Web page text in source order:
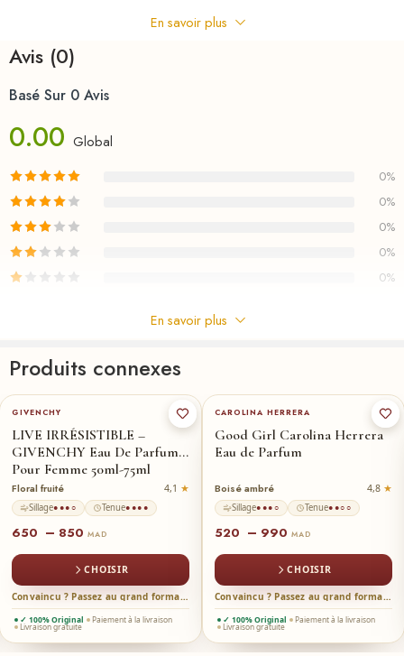
flotté.
contact
En savoir plus
Avis (0)
Basé Sur 0 Avis
0.00 Global
0%
0%
0%
0%
0%
Il n'y a pas encore de critiques.
En savoir plus
Produits connexes
50-ml 75-ml ★
GIVENCHY
LIVE IRRÉSISTIBLE –
GIVENCHY Eau De Parfum
Pour Femme 50ml-75ml
Floral fruité 4,1
Sillage●●●○ Tenue●●●●
650 – 850 MAD
CHOISIR
Convaincu ? Passez au grand format →
✓ 100% Original Paiement à la livraison
Livraison gratuite
CAROLINA HERRERA
Good Girl Carolina Herrera
Eau de Parfum
Boisé ambré 4,8
Sillage●●●○ Tenue●●○○
520 – 990 MAD
CHOISIR
Convaincu ? Passez au grand format →
✓ 100% Original Paiement à la livraison
Livraison gratuite